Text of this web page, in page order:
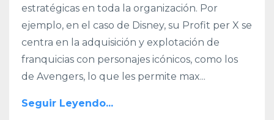
estratégicas en toda la organización. Por
ejemplo, en el caso de Disney, su Profit per X se
centra en la adquisición y explotación de
franquicias con personajes icónicos, como los
de Avengers, lo que les permite max...
Seguir Leyendo...